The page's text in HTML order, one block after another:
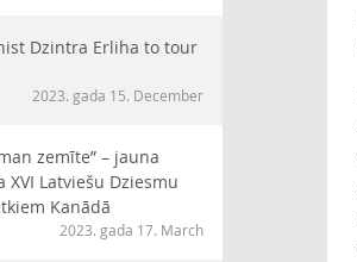
Dzintra Erliha to tour
2023. gada 15. December
zemīte” – jauna
XVI Latviešu Dziesmu
Kanādā
2023. gada 17. March